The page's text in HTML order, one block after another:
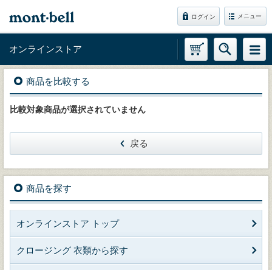
ログイン メニュー
オンラインストア
商品を比較する
比較対象商品が選択されていません
戻る
商品を探す
オンラインストア トップ
クロージング 衣類から探す